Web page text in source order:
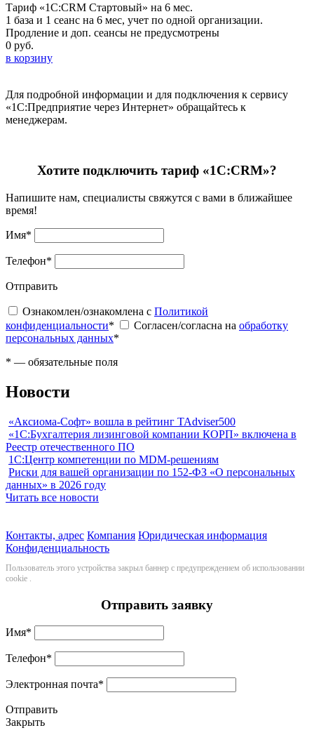
Тариф «1C:CRM Стартовый» на 6 мес.
1 база и 1 сеанс на 6 мес, учет по одной организации.
Продление и доп. сеансы не предусмотрены
0 руб.
в корзину
Для подробной информации и для подключения к сервису
«1С:Предприятие через Интернет» обращайтесь к
менеджерам.
Хотите подключить тариф «1С:CRM»?
Напишите нам, специалисты свяжутся с вами в ближайшее
время!
Имя*
Телефон*
Отправить
Ознакомлен/ознакомлена с Политикой
конфиденциальности* Согласен/согласна на обработку
персональных данных*
* — обязательные поля
Новости
«Аксиома-Софт» вошла в рейтинг TAdviser500
«1С:Бухгалтерия лизинговой компании КОРП» включена в
Реестр отечественного ПО
1С:Центр компетенции по MDM-решениям
Риски для вашей организации по 152-ФЗ «О персональных
данных» в 2026 году
Читать все новости
Контакты, адрес Компания Юридическая информация
Конфиденциальность
Пользователь этого устройства закрыл баннер с предупреждением об использовании
cookie .
Отправить заявку
Имя*
Телефон*
Электронная почта*
Отправить
Закрыть